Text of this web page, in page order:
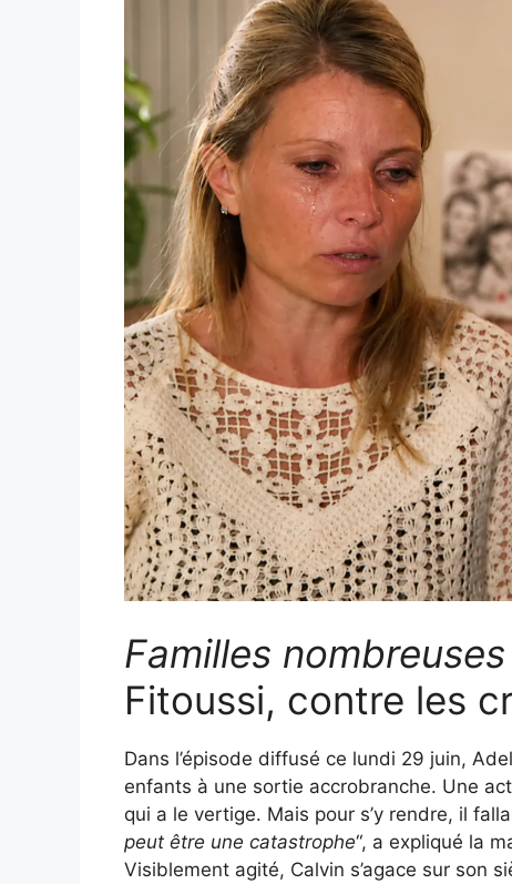
Familles nombreuses
Fitoussi, contre les
Dans l’épisode diffusé ce lundi 29 juin,
enfants à une sortie accrobranche. Une
qui a le vertige. Mais pour s’y rendre, il
peut être une catastrophe“, a expliqué la
Visiblement agité, Calvin s’agace sur son